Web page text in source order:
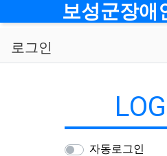
보성군장애
로그인
자동로그인